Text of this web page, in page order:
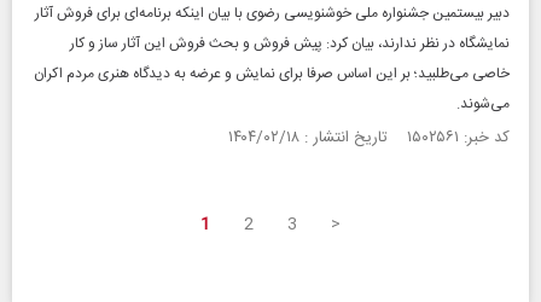
دبیر بیستمین جشنواره ملی خوشنویسی رضوی با بیان اینکه برنامه‌ای برای فروش آثار
نمایشگاه در نظر ندارند، بیان کرد: پیش فروش و بحث فروش این آثار ساز و کار
خاصی می‌طلبید؛ بر این اساس صرفا برای نمایش و عرضه به دیدگاه هنری مردم اکران
می‌شوند.
کد خبر: ۱۵۰۲۵۶۱ تاریخ انتشار : ۱۴۰۴/۰۲/۱۸
1 2 3 >